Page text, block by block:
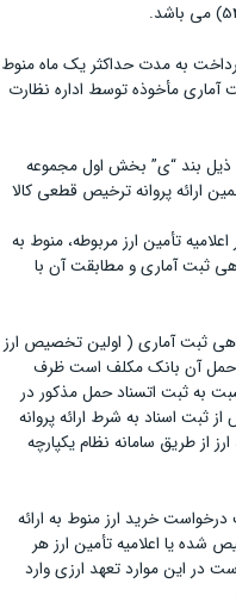
به مدت حداکثر یک ماه منوط
مأخوذه توسط اداره نظارت
وثایق کافی به میزان مقرر در تبصره (4) ذیل بند “ی” بخش اول مجموعه
ارائه پروانه ترخیص قطعی کالا
تأمین ارز مربوطه، منوط به
ثبت آماری و مطابقت آن با
ثبت آماری ( اولین تخصیص ارز
حمل آن بانک مکلف است ظرف
نسبت به ثبت اتسناد حمل مذکور در
نماید. وارد کننده 2 ماه پس از ثبت اسناد به شرط ارائه پروانه
روز امکان خرید ارز از طریق سامانه نظام یکپارچه
درخواست خرید ارز منوط به ارائه
شده یا اعلامیه تأمین ارز هر
در این موارد تعهد ارزی وارد